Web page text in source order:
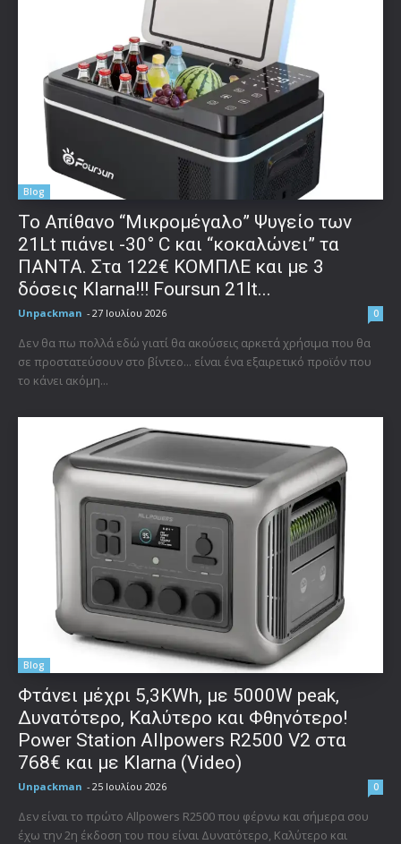
Blog
Το Απίθανο “Μικρομέγαλο” Ψυγείο των
21Lt πιάνει -30° C και “κοκαλώνει” τα
ΠΑΝΤΑ. Στα 122€ ΚΟΜΠΛΕ και με 3
δόσεις Klarna!!! Foursun 21lt...
Unpackman - 27 Ιουλίου 2026 0
Δεν θα πω πολλά εδώ γιατί θα ακούσεις αρκετά χρήσιμα που θα
σε προστατεύσουν στο βίντεο... είναι ένα εξαιρετικό προϊόν που
το κάνει ακόμη...
Blog
Φτάνει μέχρι 5,3KWh, με 5000W peak,
Δυνατότερο, Καλύτερο και Φθηνότερο!
Power Station Allpowers R2500 V2 στα
768€ και με Klarna (Video)
Unpackman - 25 Ιουλίου 2026 0
Δεν είναι το πρώτο Allpowers R2500 που φέρνω και σήμερα σου
έχω την 2η έκδοση του που είναι Δυνατότερο, Καλύτερο και